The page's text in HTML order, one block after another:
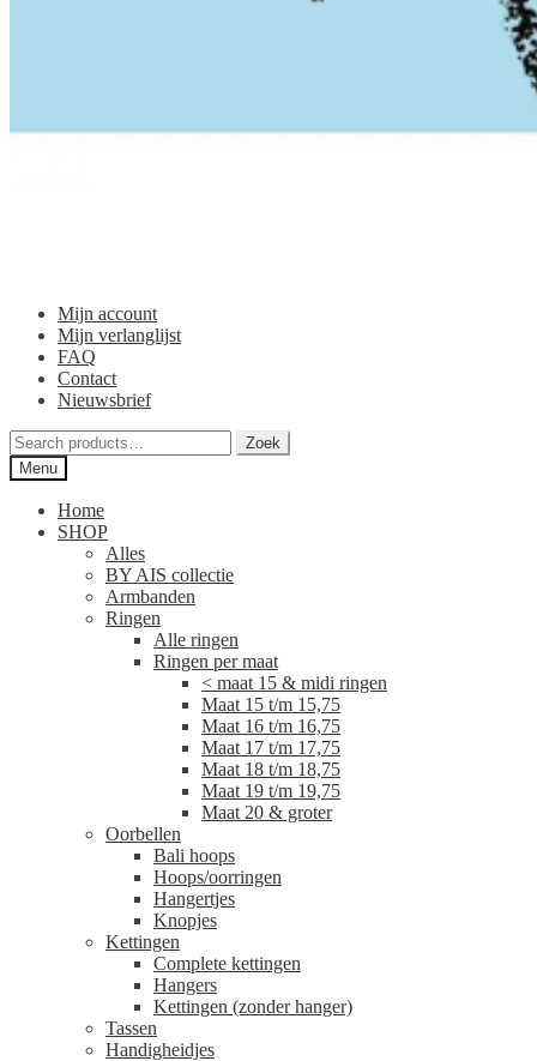
Mijn account
Mijn verlanglijst
FAQ
Contact
Nieuwsbrief
Zoeken
voor:
Zoek
Menu
Home
SHOP
Alles
BY AIS collectie
Armbanden
Ringen
Alle ringen
Ringen per maat
< maat 15 & midi ringen
Maat 15 t/m 15,75
Maat 16 t/m 16,75
Maat 17 t/m 17,75
Maat 18 t/m 18,75
Maat 19 t/m 19,75
Maat 20 & groter
Oorbellen
Bali hoops
Hoops/oorringen
Hangertjes
Knopjes
Kettingen
Complete kettingen
Hangers
Kettingen (zonder hanger)
Tassen
Handigheidjes